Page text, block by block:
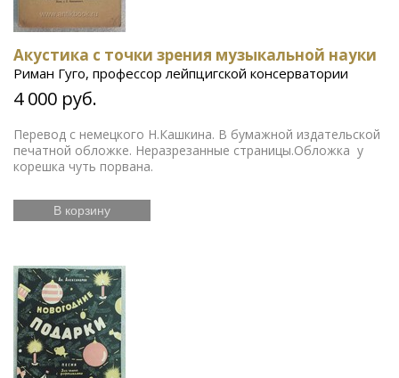
Акустика с точки зрения музыкальной науки
Риман Гуго, профессор лейпцигской консерватории
4 000 руб.
Перевод с немецкого Н.Кашкина. В бумажной издательской
печатной обложке. Неразрезанные страницы.Обложка у
корешка чуть порвана.
В корзину